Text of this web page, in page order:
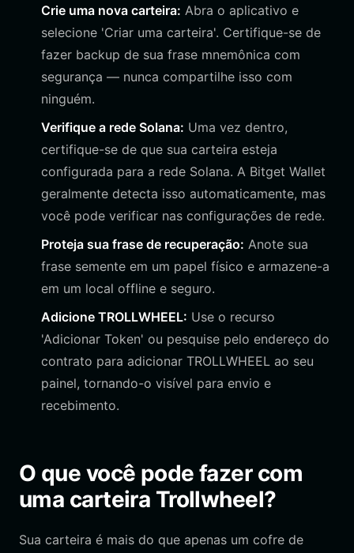
Crie uma nova carteira: Abra o aplicativo e
selecione 'Criar uma carteira'. Certifique-se de
fazer backup de sua frase mnemônica com
segurança — nunca compartilhe isso com
ninguém.
Verifique a rede Solana: Uma vez dentro,
certifique-se de que sua carteira esteja
configurada para a rede Solana. A Bitget Wallet
geralmente detecta isso automaticamente, mas
você pode verificar nas configurações de rede.
Proteja sua frase de recuperação: Anote sua
frase semente em um papel físico e armazene-a
em um local offline e seguro.
Adicione TROLLWHEEL: Use o recurso
'Adicionar Token' ou pesquise pelo endereço do
contrato para adicionar TROLLWHEEL ao seu
painel, tornando-o visível para envio e
recebimento.
O que você pode fazer com
uma carteira Trollwheel?
Sua carteira é mais do que apenas um cofre de